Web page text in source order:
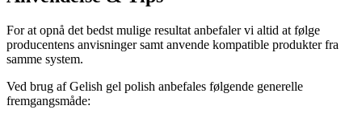
For at opnå det bedst mulige resultat anbefaler vi altid at følge
producentens anvisninger samt anvende kompatible produkter fra
samme system.
Ved brug af Gelish gel polish anbefales følgende generelle
fremgangsmåde: